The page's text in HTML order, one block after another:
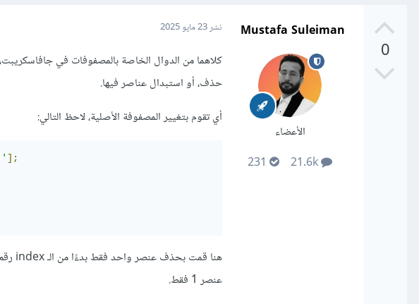
0
Mustafa Suleiman
الأعضاء
نشر23 مايو 2025
حذف، أو استبدال عناصر فيها.
أي تقوم بتغيير المصفوفة الأصلية، لاحظ التالي:
'مانجو' ];
عنصر 1 فقط.